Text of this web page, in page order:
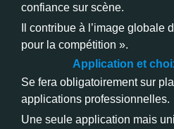
confiance sur scène.
Il contribue à l’image globale
pour la compétition ».
Application et
Se fera obligatoirement sur
applications professionnelles.
Une seule application mais